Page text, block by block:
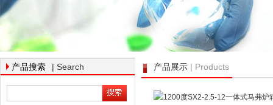
产品搜索 | Search 产品展示 | Products